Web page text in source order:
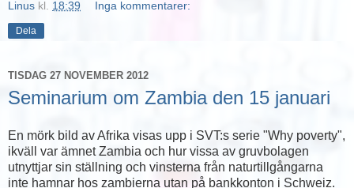
Linus kl. 18:39 Inga kommentarer:
Dela
TISDAG 27 NOVEMBER 2012
Seminarium om Zambia den 15 januari
En mörk bild av Afrika visas upp i SVT:s serie "Why poverty",
ikväll var ämnet Zambia och hur vissa av gruvbolagen
utnyttjar sin ställning och vinsterna från naturtillgångarna
inte hamnar hos zambierna utan på bankkonton i Schweiz.